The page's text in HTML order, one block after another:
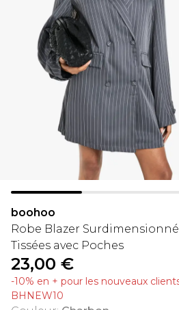
boohoo
Robe Blazer
Tissées avec Poches
23,00 €
-10% en + pour les nouveaux
BHNEW10